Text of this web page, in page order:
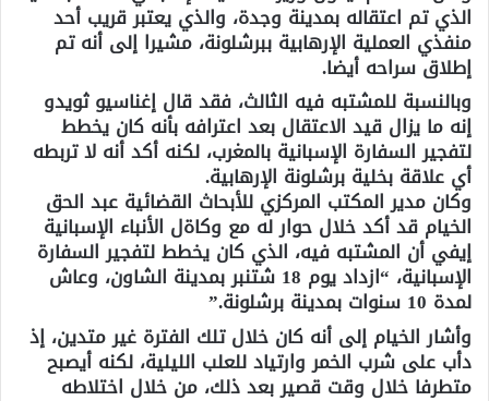
الذي تم اعتقاله بمدينة وجدة، والذي يعتبر قريب أحد
منفذي العملية الإرهابية ببرشلونة، مشيرا إلى أنه تم
إطلاق سراحه أيضا.
وبالنسبة للمشتبه فيه الثالث، فقد قال إغناسيو ثويدو
إنه ما يزال قيد الاعتقال بعد اعترافه بأنه كان يخطط
لتفجير السفارة الإسبانية بالمغرب، لكنه أكد أنه لا تربطه
أي علاقة بخلية برشلونة الإرهابية.
وكان مدير المكتب المركزي للأبحاث القضائية عبد الحق
الخيام قد أكد خلال حوار له مع وكاةل الأنباء الإسبانية
إيفي أن المشتبه فيه، الذي كان يخطط لتفجير السفارة
الإسبانية، “ازداد يوم 18 شتنبر بمدينة الشاون، وعاش
لمدة 10 سنوات بمدينة برشلونة.”
وأشار الخيام إلى أنه كان خلال تلك الفترة غير متدين، إذ
دأب على شرب الخمر وارتياد للعلب الليلية، لكنه أيصبح
متطرفا خلال وقت قصير بعد ذلك، من خلال اختلاطه